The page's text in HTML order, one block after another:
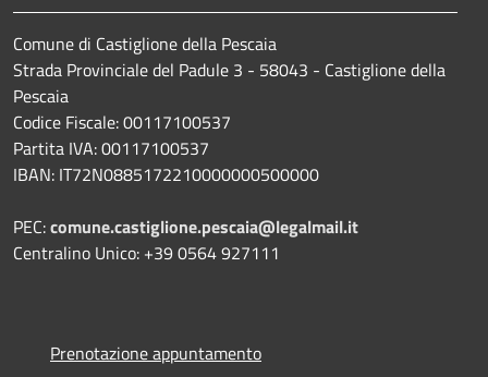
Comune di Castiglione della Pescaia
Strada Provinciale del Padule 3 - 58043 - Castiglione della
Pescaia
Codice Fiscale: 00117100537
Partita IVA: 00117100537
IBAN: IT72N0885172210000000500000
PEC:comune.castiglione.pescaia@legalmail.it
Centralino Unico: +39 0564 927111
Prenotazione appuntamento